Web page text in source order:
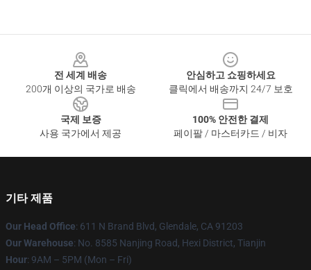
전 세계 배송
200개 이상의 국가로 배송
안심하고 쇼핑하세요
클릭에서 배송까지 24/7 보호
국제 보증
사용 국가에서 제공
100% 안전한 결제
페이팔 / 마스터카드 / 비자
기타 제품
Our Head Office: 611 N Brand Blvd, Glendale, CA 91203
Our Warehouse: No. 8585 Nanjing Road, Hexi District, Tianjin
Hour: 9AM – 5PM (Mon – Fri)